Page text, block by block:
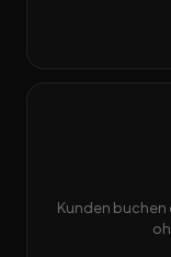
Kunden buchen